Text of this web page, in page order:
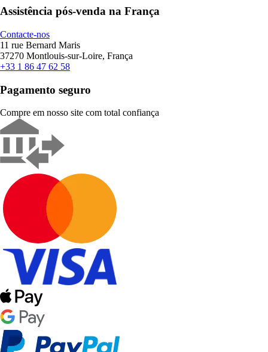
Assistência pós-venda na França
Contacte-nos
11 rue Bernard Maris
37270 Montlouis-sur-Loire, França
+33 1 86 47 62 58
Pagamento seguro
Compre em nosso site com total confiança